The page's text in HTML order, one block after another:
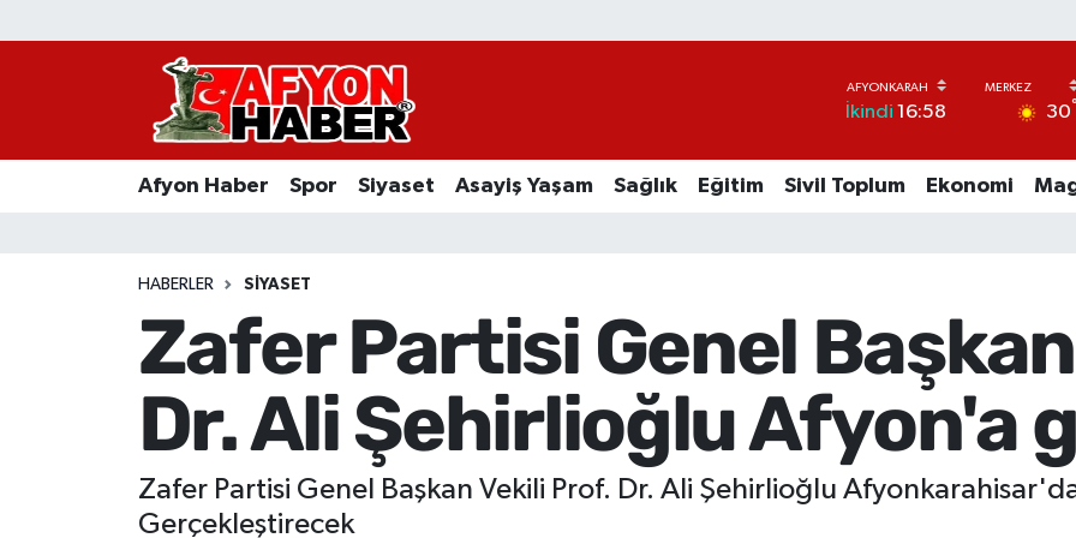
İkindi 16:58 30°
Afyon Haber Spor Siyaset Asayiş Yaşam Sağlık Eğitim Sivil Toplum Ekonomi
HABERLER SIYASET
Zafer Partisi Genel
Dr. Ali Şehirlioğlu Afyon'a
Zafer Partisi Genel Başkan Vekili Prof. Dr. Ali Şehirlioğlu
Gerçekleştirecek
Afyon Haber
Asayiş Yaşam
Ekonomi